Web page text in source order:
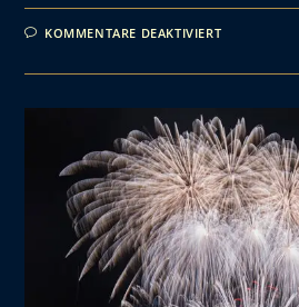
KOMMENTARE DEAKTIVIERT